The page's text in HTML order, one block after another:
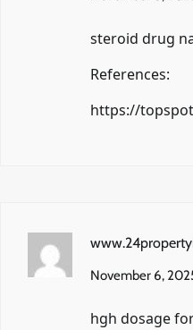
steroid drug
References:
https://
November 6,
hgh dosage